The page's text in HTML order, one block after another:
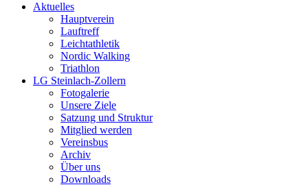
Aktuelles
Hauptverein
Lauftreff
Leichtathletik
Nordic Walking
Triathlon
LG Steinlach-Zollern
Fotogalerie
Unsere Ziele
Satzung und Struktur
Mitglied werden
Vereinsbus
Archiv
Über uns
Downloads